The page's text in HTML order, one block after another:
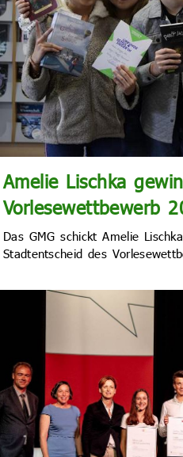
Amelie Lischka
Vorlesewettbewerb
Das GMG schickt Amelie
Stadtentscheid des